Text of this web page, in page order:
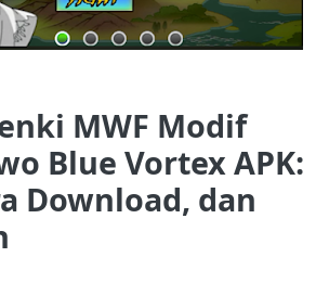
MWF Modif
Blue Vortex APK:
Download, dan